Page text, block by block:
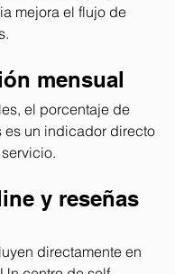
mejora el flujo de
mensual
el porcentaje de
es un indicador directo
y reseñas
directamente en